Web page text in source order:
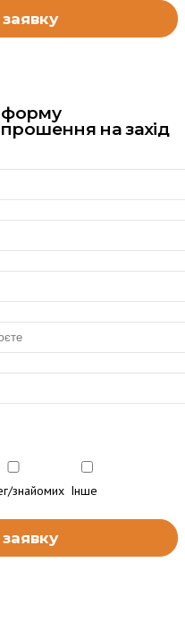
форму
на захід
знайомих Інше